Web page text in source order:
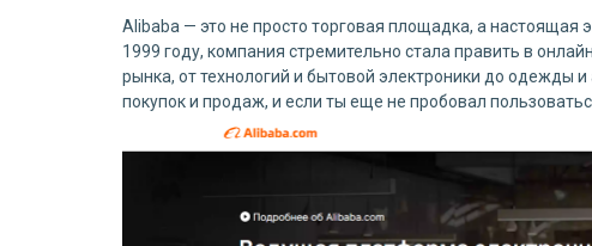
Alibaba — это не просто торговая площадка, а настоящая
1999 году, компания стремительно стала править в
рынка, от технологий и бытовой электроники до одежды
покупок и продаж, и если ты еще не пробовал